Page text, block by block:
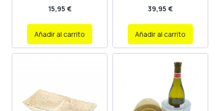
15,95 €
Añadir al carrito
39,95 €
Añadir al carrito